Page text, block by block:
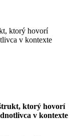
ktorý hovorí
v kontexte
ktorý hovorí
v kontexte